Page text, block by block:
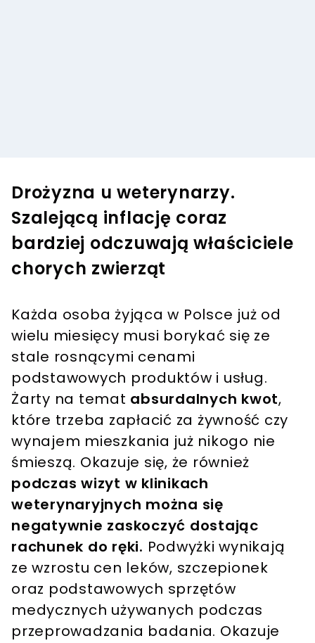
Drożyzna u weterynarzy.
Szalejącą inflację coraz
bardziej odczuwają właściciele
chorych zwierząt
Każda osoba żyjąca w Polsce już od
wielu miesięcy musi borykać się ze
stale rosnącymi cenami
podstawowych produktów i usług.
Żarty na temat absurdalnych kwot,
które trzeba zapłacić za żywność czy
wynajem mieszkania już nikogo nie
śmieszą. Okazuje się, że również
podczas wizyt w klinikach
weterynaryjnych można się
negatywnie zaskoczyć dostając
rachunek do ręki. Podwyżki wynikają
ze wzrostu cen leków, szczepionek
oraz podstawowych sprzętów
medycznych używanych podczas
przeprowadzania badania. Okazuje